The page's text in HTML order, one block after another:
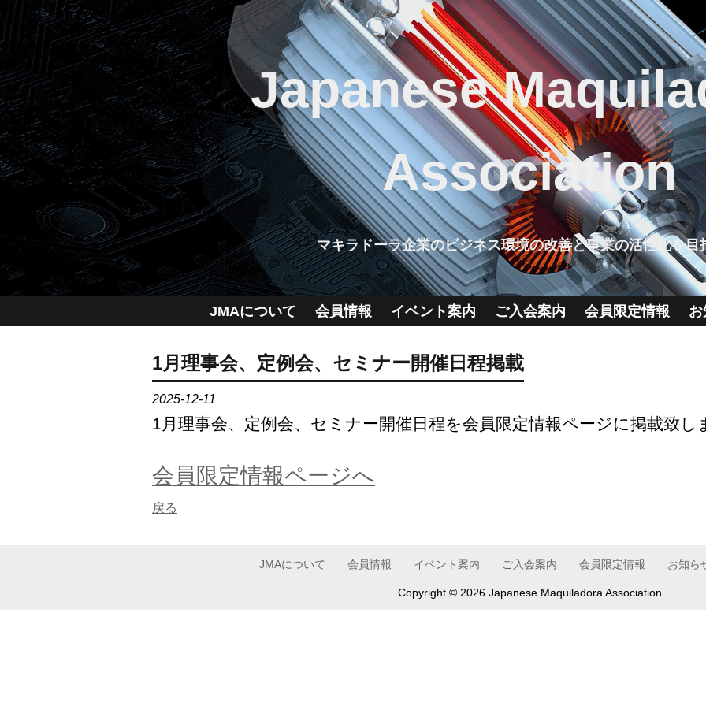
Japanese
Association
マキラドーラ企業のビジネス環境の改善と事業の活性化を目
JMAについて 会員情報 イベント案内 ご入会案内 会員限定情報
1月理事会、定例会、セミナー開催日程掲載
2025-12-11
1月理事会、定例会、セミナー開催日程を会員限定情報ページに掲載致し
会員限定情報ページへ
戻る
JMAについて 会員情報 イベント案内 ご入会案内 会員限定情報 お知ら
Copyright © 2026 Japanese Maquiladora Association